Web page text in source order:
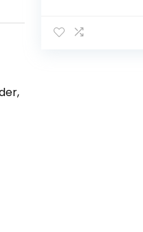
zelfklevende